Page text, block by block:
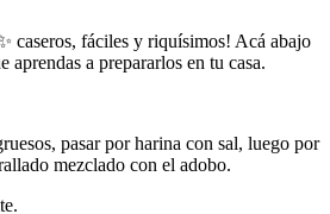
fáciles y riquísimos! Acá abajo
aprendas a prepararlos en tu casa.
pasar por harina con sal, luego por
mezclado con el adobo.